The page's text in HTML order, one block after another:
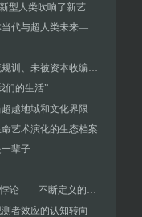
"后人类"（Post Human）为新型人类吹响了新艺术的号角
张海涛︱决策与预测：人本当代与超人类未来——自律与反思：互为参照系数的当代艺术与未来艺术
泰国双年展：一种未被主流规训、未被资本收编的生命力
们的生活”
越地域和文化界限
艺术演化的生态档案
辈子
张海涛︱“超人类”未来性的悖论——不断定义的人类与超人本的两用困境
者效应的认知转向